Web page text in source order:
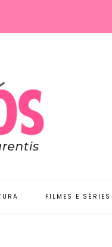
FILMES E SÉRIES